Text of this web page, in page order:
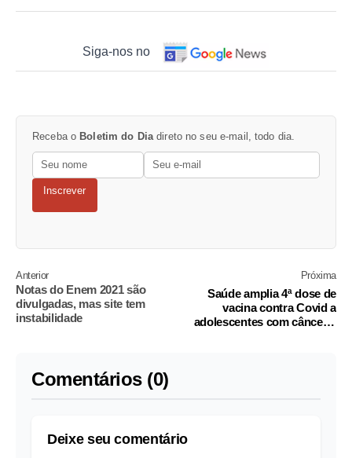
Siga-nos no
Receba o Boletim do Diadireto no seu e-mail, todo dia.
Inscrever
Anterior
Notas do Enem 2021 são
divulgadas, mas site tem
instabilidade
Próxima
Saúde amplia 4ª dose de
vacina contra Covid a
adolescentes com câncer e
Comentários (0)
Deixe seu comentário